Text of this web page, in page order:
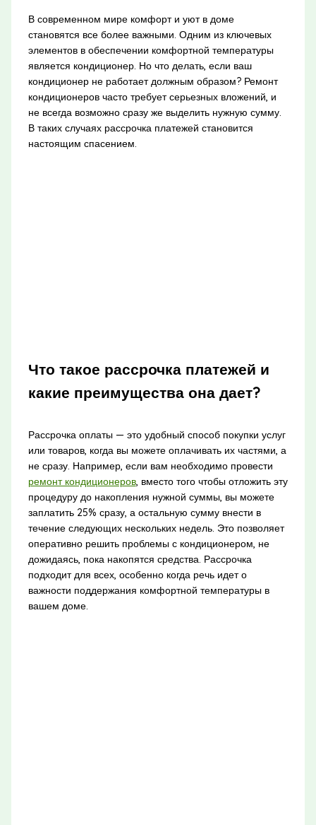
В современном мире комфорт и уют в доме
становятся все более важными. Одним из ключевых
элементов в обеспечении комфортной температуры
является кондиционер. Но что делать, если ваш
кондиционер не работает должным образом? Ремонт
кондиционеров часто требует серьезных вложений, и
не всегда возможно сразу же выделить нужную сумму.
В таких случаях рассрочка платежей становится
настоящим спасением.
Что такое рассрочка платежей и
какие преимущества она дает?
Рассрочка оплаты — это удобный способ покупки услуг
или товаров, когда вы можете оплачивать их частями, а
не сразу. Например, если вам необходимо провести
ремонт кондиционеров, вместо того чтобы отложить эту
процедуру до накопления нужной суммы, вы можете
заплатить 25% сразу, а остальную сумму внести в
течение следующих нескольких недель. Это позволяет
оперативно решить проблемы с кондиционером, не
дожидаясь, пока накопятся средства. Рассрочка
подходит для всех, особенно когда речь идет о
важности поддержания комфортной температуры в
вашем доме.